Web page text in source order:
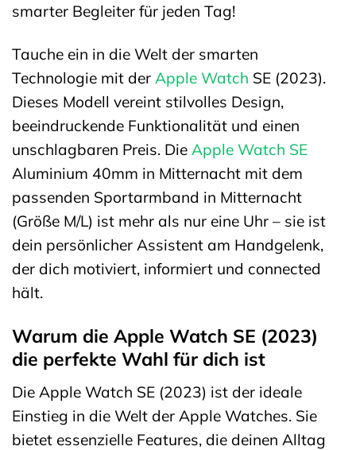
smarter Begleiter für jeden Tag!
Tauche ein in die Welt der smarten
Technologie mit der Apple Watch SE (2023).
Dieses Modell vereint stilvolles Design,
beeindruckende Funktionalität und einen
unschlagbaren Preis. Die Apple Watch SE
Aluminium 40mm in Mitternacht mit dem
passenden Sportarmband in Mitternacht
(Größe M/L) ist mehr als nur eine Uhr – sie ist
dein persönlicher Assistent am Handgelenk,
der dich motiviert, informiert und connected
hält.
Warum die Apple Watch SE (2023)
die perfekte Wahl für dich ist
Die Apple Watch SE (2023) ist der ideale
Einstieg in die Welt der Apple Watches. Sie
bietet essenzielle Features, die deinen Alltag